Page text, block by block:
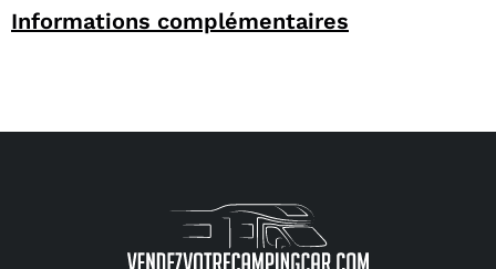
Informations complémentaires